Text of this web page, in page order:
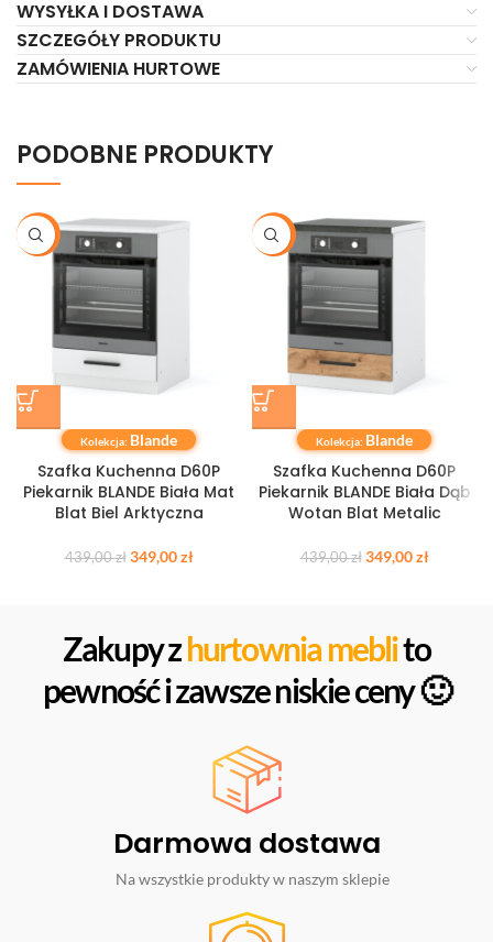
WYSYŁKA I DOSTAWA
SZCZEGÓŁY PRODUKTU
ZAMÓWIENIA HURTOWE
PODOBNE PRODUKTY
-21%
Kolekcja: Blande
Szafka Kuchenna D60P
Piekarnik BLANDE Biała Mat
Blat Biel Arktyczna
439,00zł 349,00zł
-21%
Kolekcja: Blande
Szafka Kuchenna D60P
Piekarnik BLANDE Biała Dąb
Wotan Blat Metalic
439,00zł 349,00zł
Zakupy zhurtownia meblito
pewność i zawsze niskie ceny 🙂
Darmowa dostawa
Na wszystkie produkty w naszym sklepie